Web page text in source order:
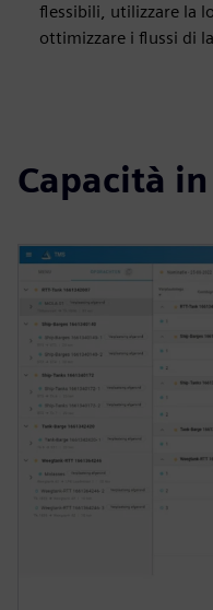
flessibili, utilizzare la
ottimizzare i flussi di
Capacità